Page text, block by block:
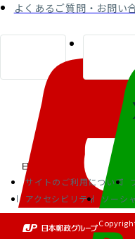
よくあるご質問・お問い
サイトのご利用について
アクセシビリティ
ソーシ